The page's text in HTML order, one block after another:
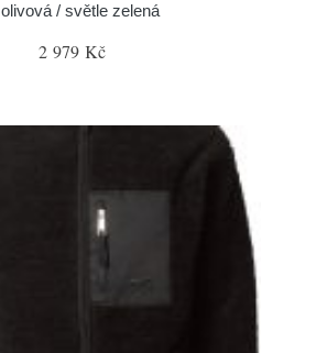
olivová / světle zelená
2 979 Kč